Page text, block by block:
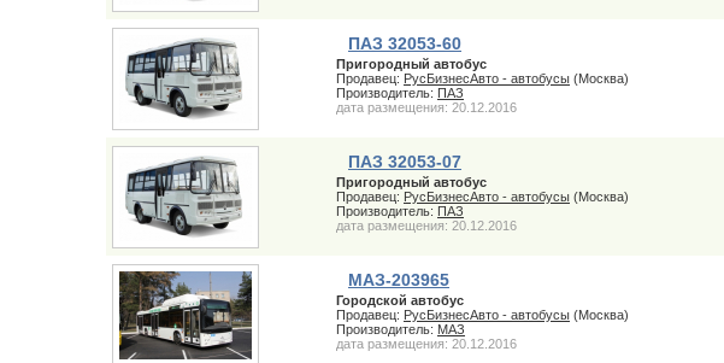
ПАЗ 32053-60
Пригородный автобус
Продавец: РусБизнесАвто - автобусы (Москва)
Производитель: ПАЗ
дата размещения: 20.12.2016
ПАЗ 32053-07
Пригородный автобус
Продавец: РусБизнесАвто - автобусы (Москва)
Производитель: ПАЗ
дата размещения: 20.12.2016
МАЗ-203965
Городской автобус
Продавец: РусБизнесАвто - автобусы (Москва)
Производитель: МАЗ
дата размещения: 20.12.2016